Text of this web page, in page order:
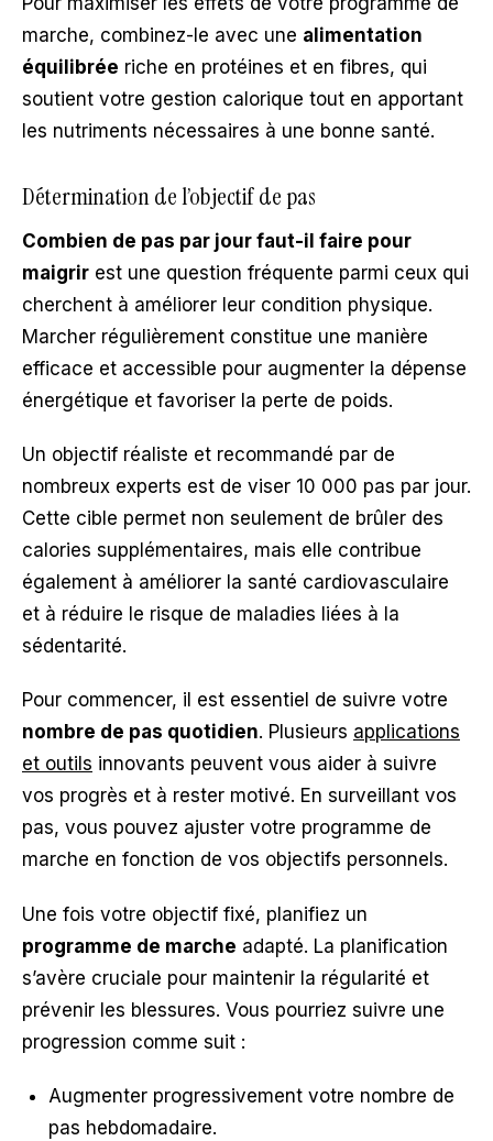
marche, combinez-le avec une alimentation
équilibrée riche en protéines et en fibres, qui
soutient votre gestion calorique tout en apportant
les nutriments nécessaires à une bonne santé.
Détermination de l’objectif de pas
Combien de pas par jour faut-il faire pour
maigrir est une question fréquente parmi ceux qui
cherchent à améliorer leur condition physique.
Marcher régulièrement constitue une manière
efficace et accessible pour augmenter la dépense
énergétique et favoriser la perte de poids.
Un objectif réaliste et recommandé par de
nombreux experts est de viser 10 000 pas par jour.
Cette cible permet non seulement de brûler des
calories supplémentaires, mais elle contribue
également à améliorer la santé cardiovasculaire
et à réduire le risque de maladies liées à la
sédentarité.
Pour commencer, il est essentiel de suivre votre
nombre de pas quotidien. Plusieurs applications
et outils innovants peuvent vous aider à suivre
vos progrès et à rester motivé. En surveillant vos
pas, vous pouvez ajuster votre programme de
marche en fonction de vos objectifs personnels.
Une fois votre objectif fixé, planifiez un
programme de marche adapté. La planification
s’avère cruciale pour maintenir la régularité et
prévenir les blessures. Vous pourriez suivre une
progression comme suit :
Augmenter progressivement votre nombre de
pas hebdomadaire.